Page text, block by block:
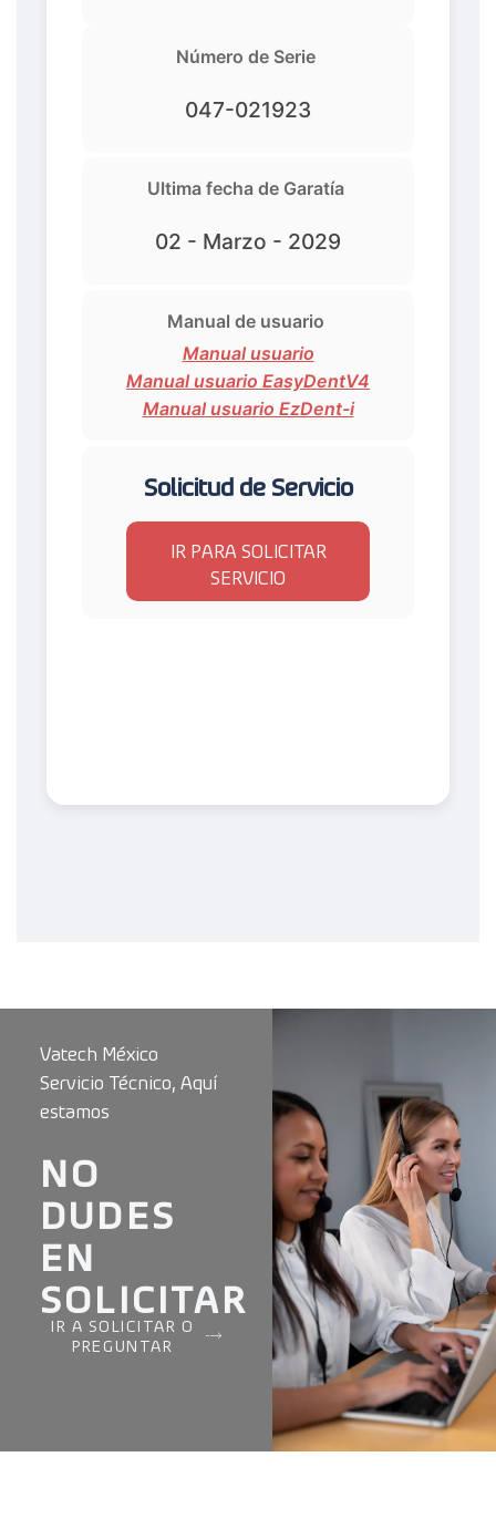
Número de Serie
047-021923
Ultima fecha de Garatía
02 - Marzo - 2029
Manual de usuario
Manual usuario
Manual usuario EasyDentV4
Manual usuario EzDent-i
Solicitud de Servicio
IR PARA SOLICITAR
SERVICIO
Vatech México
Servicio Técnico, Aquí
estamos
NO
DUDES
EN
SOLICITAR
IR A SOLICITAR O
PREGUNTAR